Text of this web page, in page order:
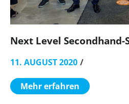
Next Level
11. AUGUST 2020
Mehr erfahren